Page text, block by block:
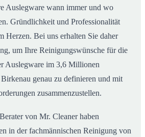
Auslegware wann immer und wo
Gründlichkeit und Professionalität
Herzen. Bei uns erhalten Sie daher
um Ihre Reinigungswünsche für die
Auslegware im 3,6 Millionen
genau zu definieren und mit
zusammenzustellen.
von Mr. Cleaner haben
in der fachmännischen Reinigung von